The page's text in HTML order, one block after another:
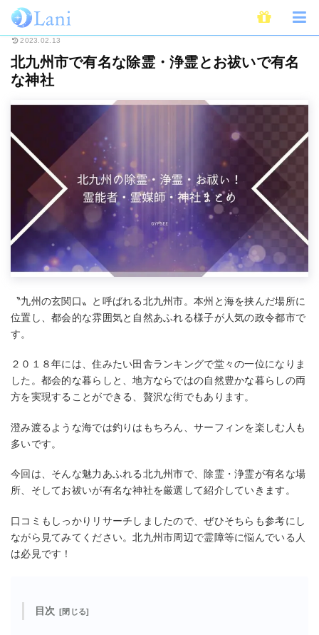
ホーム スピリチュアル 北九州市で有名な除霊・浄霊とお祓いで有名
2023.02.13
北九州市で有名な除霊・浄霊とお祓いで有名
な神社
〝九州の玄関口〟と呼ばれる北九州市。本州と海を挟んだ場所に
位置し、都会的な雰囲気と自然あふれる様子が人気の政令都市で
す。
２０１８年には、住みたい田舎ランキングで堂々の一位になりま
した。都会的な暮らしと、地方ならではの自然豊かな暮らしの両
方を実現することができる、贅沢な街でもあります。
澄み渡るような海では釣りはもちろん、サーフィンを楽しむ人も
多いです。
今回は、そんな魅力あふれる北九州市で、除霊・浄霊が有名な場
所、そしてお祓いが有名な神社を厳選して紹介していきます。
口コミもしっかりリサーチしましたので、ぜひそちらも参考にし
ながら見てみてください。北九州市周辺で霊障等に悩んでいる人
は必見です！
目次